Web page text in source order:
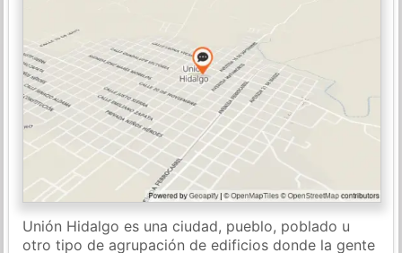
Unión Hidalgo es una ciudad, pueblo, poblado u
otro tipo de agrupación de edificios donde la gente